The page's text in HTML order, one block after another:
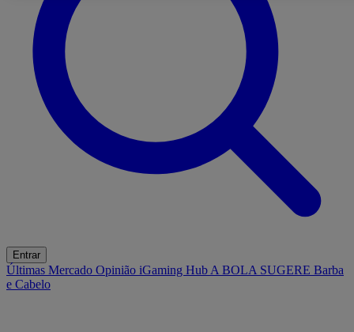
Entrar
Últimas Mercado Opinião iGaming Hub A BOLA SUGERE Barba
e Cabelo